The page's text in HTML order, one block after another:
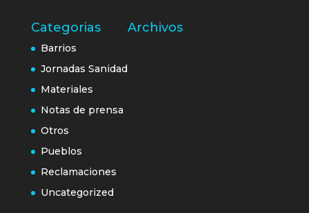
Categorias
Barrios
Jornadas Sanidad
Materiales
Notas de prensa
Otros
Pueblos
Reclamaciones
Uncategorized
Archivos